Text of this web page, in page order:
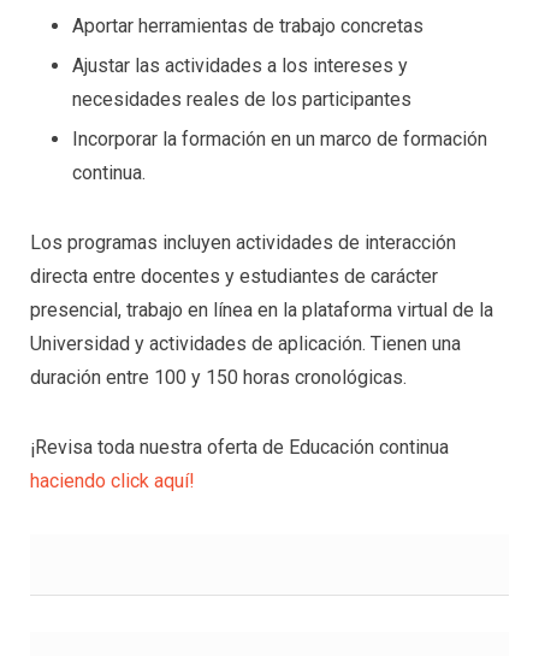
Aportar herramientas de trabajo concretas
Ajustar las actividades a los intereses y
necesidades reales de los participantes
Incorporar la formación en un marco de formación
continua.
Los programas incluyen actividades de interacción
directa entre docentes y estudiantes de carácter
presencial, trabajo en línea en la plataforma virtual de la
Universidad y actividades de aplicación. Tienen una
duración entre 100 y 150 horas cronológicas.
¡Revisa toda nuestra oferta de Educación continua
haciendo click aquí!